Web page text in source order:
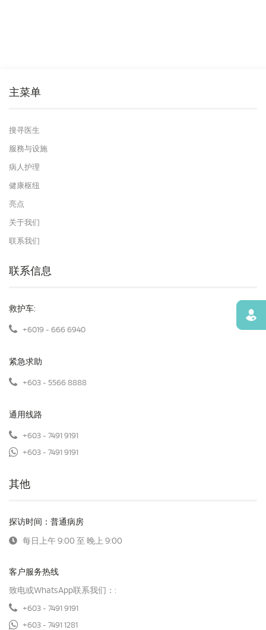
主菜单
搜寻医生
服務与设施
病人护理
健康枢纽
亮点
关于我们
联系我们
联系信息
救护车:
+6019 - 666 6940
紧急求助
+603 - 5566 8888
通用线路
+603 - 7491 9191
+603 - 7491 9191
其他
探访时间：普通病房
每日上午 9:00 至 晚上 9:00
客户服务热线
致电或WhatsApp联系我们：:
+603 - 7491 9191
+603 - 7491 1281
寻找